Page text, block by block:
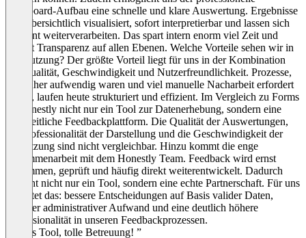
Dashboard-Aufbau eine schnelle und klare Auswertung. Ergebnisse
sind übersichtlich visualisiert, sofort interpretierbar und lassen sich
effizient weiterverarbeiten. Das spart intern enorm viel Zeit und
schafft Transparenz auf allen Ebenen. Welche Vorteile sehen wir in
der Nutzung? Der größte Vorteil liegt für uns in der Kombination
aus Qualität, Geschwindigkeit und Nutzerfreundlichkeit. Prozesse,
die früher aufwendig waren und viel manuelle Nacharbeit erfordert
haben, laufen heute strukturiert und effizient. Im Vergleich zu Forms
ist Honestly nicht nur ein Tool zur Datenerhebung, sondern eine
ganzheitliche Feedbackplattform. Die Qualität der Auswertungen,
die Professionalität der Darstellung und die Geschwindigkeit der
Umsetzung sind nicht vergleichbar. Hinzu kommt die enge
Zusammenarbeit mit dem Honestly Team. Feedback wird ernst
genommen, geprüft und häufig direkt weiterentwickelt. Dadurch
entsteht nicht nur ein Tool, sondern eine echte Partnerschaft. Für uns
bedeutet das: bessere Entscheidungen auf Basis valider Daten,
weniger administrativer Aufwand und eine deutlich höhere
Professionalität in unseren Feedbackprozessen.
“Tolles Tool, tolle Betreuung! ”